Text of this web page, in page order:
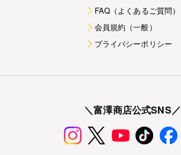
FAQ（よくあるご質問）
会員規約（一般）
プライバシーポリシー
＼富澤商店公式SNS／